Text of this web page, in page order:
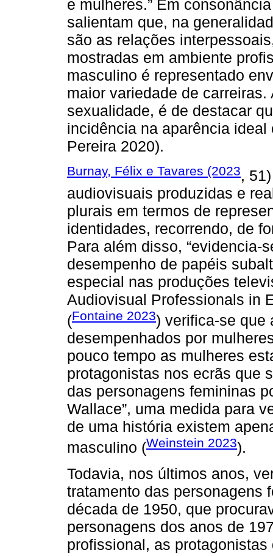
e mulheres.” Em
salientam que, na
são as relações
mostradas em ambiente
masculino é representado
maior variedade de
sexualidade, é de destacar
incidência na aparência
Pereira 2020).
Burnay, Félix e Tavares (2023,
audiovisuais produzidas e
plurais em termos de
identidades, recorrendo, de
Para além disso, “evidencia-
desempenho de papéis
especial nas produções
Audiovisual Professionals in
(Fontaine 2023) verifica-se que
desempenhados por
pouco tempo as mulheres
protagonistas nos ecrãs que
das personagens femininas
Wallace”, uma medida para
de uma história existem
masculino (Weinstein 2023).
Todavia, nos últimos anos,
tratamento das personagens
década de 1950, que
personagens dos anos de
profissional, as